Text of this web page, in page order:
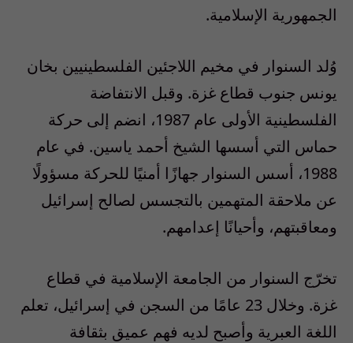
الجمهورية الإسلامية.
وُلد السنوار في مخيم اللاجئين الفلسطينيين بخان
يونس جنوب قطاع غزة. وقبل الانتفاضة
الفلسطينية الأولى عام 1987، انضم إلى حركة
حماس التي أسسها الشيخ أحمد ياسين. في عام
1988، أسس السنوار جهازًا أمنيًا للحركة مسؤولًا
عن ملاحقة المتهمين بالتجسس لصالح إسرائيل
ومعاقبتهم، وأحيانًا إعدامهم.
تخرّج السنوار من الجامعة الإسلامية في قطاع
غزة. وخلال 23 عامًا من السجن في إسرائيل، تعلم
اللغة العبرية وأصبح لديه فهم عميق بثقافة